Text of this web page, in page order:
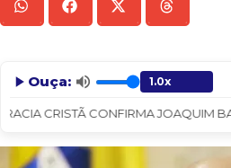
Ouça:
CRISTÃ CONFIRMA JOAQUIM